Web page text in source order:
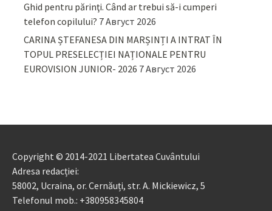
Ghid pentru părinţi. Când ar trebui să-i cumperi
telefon copilului? 7 Август 2026
CARINA ȘTEFANESA DIN MARȘINȚI A INTRAT ÎN
TOPUL PRESELECȚIEI NAȚIONALE PENTRU
EUROVISION JUNIOR- 2026 7 Август 2026
Copyright © 2014-2021 Libertatea Cuvântului
Adresa redacției:
58002, Ucraina, or. Cernăuți, str. A. Mickiewicz, 5
Telefonul mob.: +380958345804